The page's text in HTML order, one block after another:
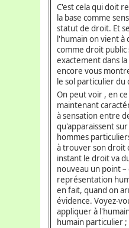
C'est cela qui doit
la base comme
statut de droit. Et
l'humain on vient à
comme droit public
exactement dans
encore vous
le sol particulier
On peut voir , en
maintenant
à sensation entre
qu'apparaissent
hommes
à trouver son droit
instant le droit va
nouveau un point
représentation
en fait, quand on
évidence. Voyez-
appliquer à
humain particulier